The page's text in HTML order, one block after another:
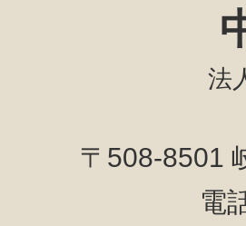
法
〒508-8501
電